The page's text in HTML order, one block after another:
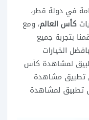
في دولة قطر،
كأس العالم، ومع
بتجربة جميع
الخيارات
لمشاهدة كأس
تطبيق مشاهدة
تطبيق لمشاهدة